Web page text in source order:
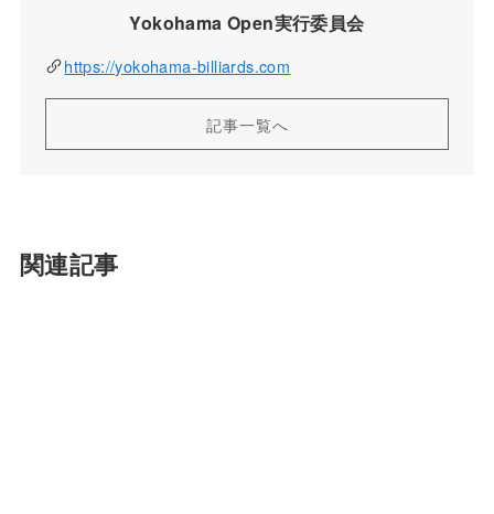
Yokohama Open実行委員会
https://yokohama-billiards.com
記事一覧へ
関連記事